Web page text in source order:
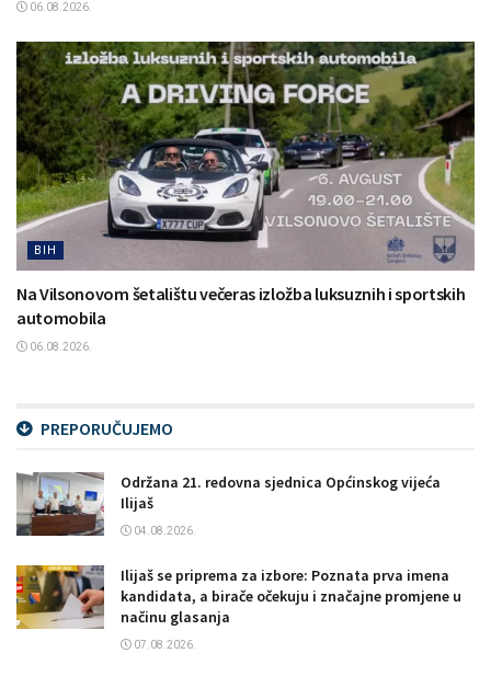
06.08.2026.
BIH
Na Vilsonovom šetalištu večeras izložba luksuznih i sportskih
automobila
06.08.2026.
PREPORUČUJEMO
Održana 21. redovna sjednica Općinskog vijeća
Ilijaš
04.08.2026.
Ilijaš se priprema za izbore: Poznata prva imena
kandidata, a birače očekuju i značajne promjene u
načinu glasanja
07.08.2026.